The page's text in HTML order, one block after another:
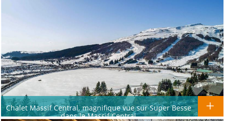
Chalet Massif Central, magnifique vue sur Super Besse
dans le Massif Central